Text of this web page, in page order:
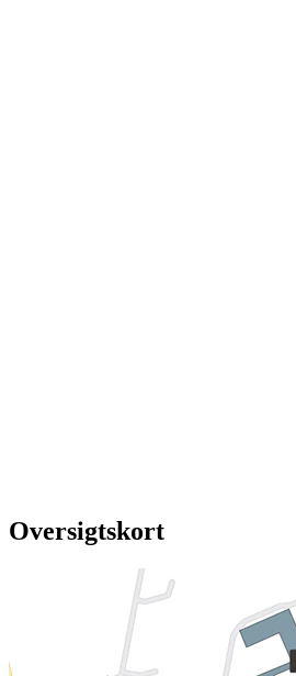
Oversigtskort